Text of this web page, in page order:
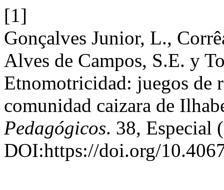
[1]
Gonçalves Junior, L.,
Alves de Campos, S.E. y
Etnomotricidad: juegos de
comunidad caizara de
Pedagógicos. 38, Especial
DOI:https://doi.org/